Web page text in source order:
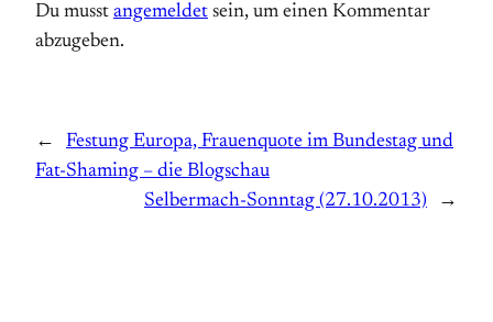
Du musst angemeldet sein, um einen Kommentar
abzugeben.
←
Festung Europa, Frauenquote im Bundestag und
Fat-Shaming – die Blogschau
Selbermach-Sonntag (27.10.2013)
→